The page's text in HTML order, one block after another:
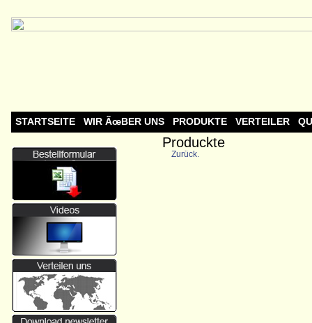
STARTSEITE WIR ÃœBER UNS PRODUKTE VERTEILER
Zurück.
Produckte